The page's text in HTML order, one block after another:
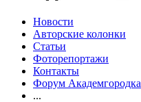
Новости
Авторские колонки
Статьи
Фоторепортажи
Контакты
Форум Академгородка
...